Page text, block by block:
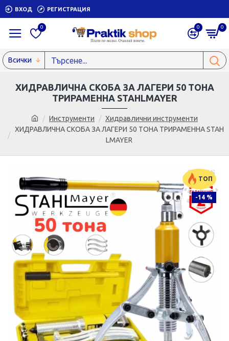
ВХОД РЕГИСТРАЦИЯ
0 0 0
Всички
Инструменти
Хидравлични инструменти
ХИДРАВЛИЧНА СКОБА ЗА ЛАГЕРИ 50 ТОНА ТРИРАМЕННА STAH
LMAYER
ХИДРАВЛИЧНА СКОБА ЗА ЛАГЕРИ 50 ТОНА
ТРИРАМЕННА STAHLMAYER
ТОП
-14 %